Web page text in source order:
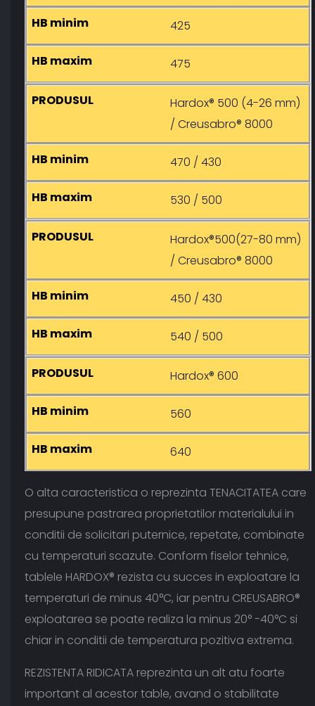
425
475
Hardox® 500 (4-26 mm)
/ Creusabro® 8000
470 / 430
530 / 500
Hardox®500(27-80 mm)
/ Creusabro® 8000
450 / 430
540 / 500
Hardox® 600
560
640
O alta caracteristica o reprezinta TENACITATEA care
presupune pastrarea proprietatilor materialului in
conditii de solicitari puternice, repetate, combinate
cu temperaturi scazute. Conform fiselor tehnice,
tablele HARDOX® rezista cu succes in exploatare la
temperaturi de minus 40°C, iar pentru CREUSABRO®
exploatarea se poate realiza la minus 20° -40°C si
chiar in conditii de temperatura pozitiva extrema.
REZISTENTA RIDICATA reprezinta un alt atu foarte
important al acestor table, avand o stabilitate